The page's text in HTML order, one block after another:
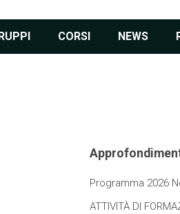
CORSI NEWS
Programma 2026
ATTIVITÀ DI